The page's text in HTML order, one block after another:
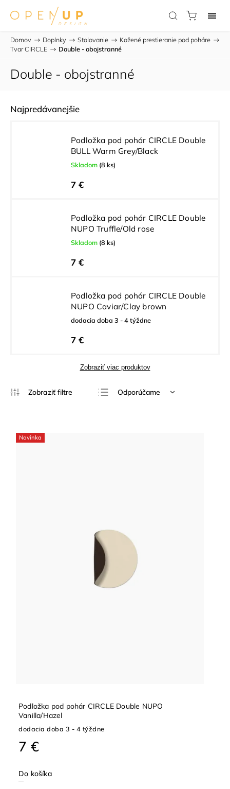
Domov / Doplnky / Stolovanie / Kožené prestieranie pod poháre /
Tvar CIRCLE / Double - obojstranné
Double - obojstranné
Najpredávanejšie
Podložka pod pohár CIRCLE Double
BULL Warm Grey/Black
Skladom (8 ks)
7 €
Podložka pod pohár CIRCLE Double
NUPO Truffle/Old rose
Skladom (8 ks)
7 €
Podložka pod pohár CIRCLE Double
NUPO Caviar/Clay brown
dodacia doba 3 - 4 týždne
7 €
Zobraziť viac produktov
Odporúčame
Novinka
Podložka pod pohár CIRCLE Double NUPO
Vanilla/Hazel
dodacia doba 3 - 4 týždne
7 €
Do košíka